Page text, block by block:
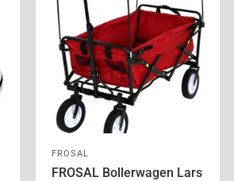
FROSAL
FROSAL Bollerwagen Lars